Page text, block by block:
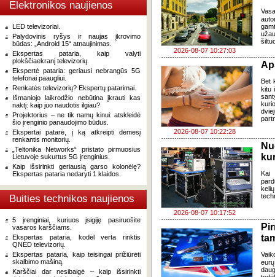
Elektronikos naujienos
LED televizoriai.
Palydovinis ryšys ir naujas įkrovimo
būdas: „Android 15“ atnaujinimas.
Ekspertas pataria, kaip valyti
plokščiaekranį televizorių.
Ekspertė pataria: geriausi nebrangūs 5G
telefonai paaugliui.
Renkatės televizorių? Ekspertų patarimai.
Išmaniojo laikrodžio nebūtina įkrauti kas
naktį: kaip juo naudotis ilgiau?
Projektorius – ne tik namų kinui: atskleidė
šio įrenginio panaudojimo būdus.
Ekspertai patarė, į ką atkreipti dėmesį
renkantis monitorių.
„Teltonika Networks“ pristato pirmuosius
Lietuvoje sukurtus 5G įrenginius.
Kaip išsirinkti geriausią garso kolonėlę?
Ekspertas pataria nedaryti 1 klaidos.
Buities technikos naujienos
5 įrenginiai, kuriuos įsigiję pasiruošite
vasaros karščiams.
Ekspertas pataria, kodėl verta rinktis
QNED televizorių.
Ekspertas pataria, kaip teisingai prižiūrėti
skalbimo mašiną.
Karščiai dar nesibaigė – kaip išsirinkti
2026-08-07 10:27:03
2026-08-07 10:22:28
Bet
kitu
2026-08-07 10:17:52
Kai